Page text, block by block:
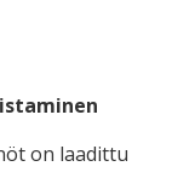
on laadittu